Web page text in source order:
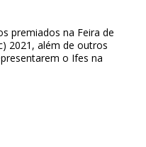
premiados na Feira de
2021, além de outros
o Ifes na